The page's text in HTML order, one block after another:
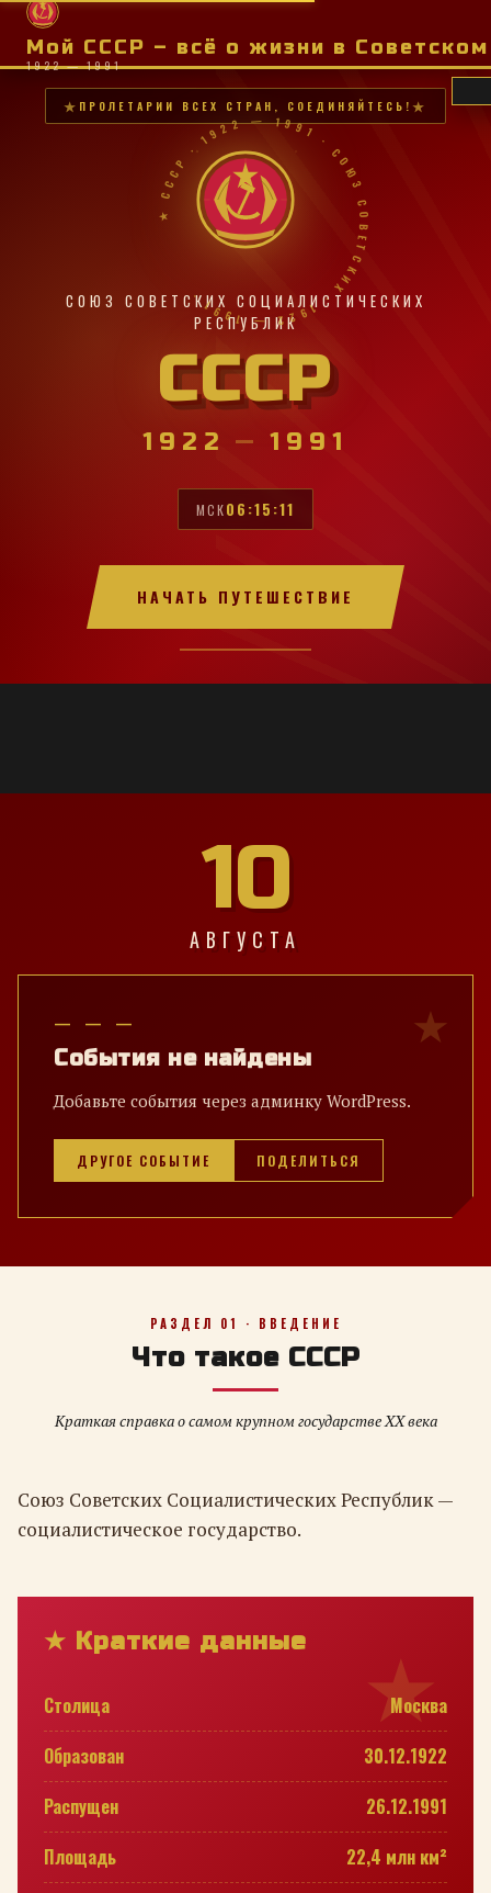
Мой СССР – всё о жизни в
1922 — 1991
ПРОЛЕТАРИИ ВСЕХ СТРАН, СОЕДИНЯЙТЕСЬ!
★ СССР · 1922 — 1991 · СОЮЗ СОВЕТСКИХ · 1922 — 1991 ·
СОЮЗ СОВЕТСКИХ СОЦИАЛИСТИЧЕСКИХ
РЕСПУБЛИК
СССР
1922 — 1991
МСК06:15:12
НАЧАТЬ ПУТЕШЕСТВИЕ
10
АВГУСТА
— — —
События не найдены
Добавьте события через админку WordPress.
ДРУГОЕ СОБЫТИЕ ПОДЕЛИТЬСЯ
РАЗДЕЛ 01 · ВВЕДЕНИЕ
Что такое СССР
Краткая справка о самом крупном государстве XX века
Союз Советских Социалистических Республик —
социалистическое государство.
★ Краткие данные
Столица
Москва
Образован
30.12.1922
Распущен
26.12.1991
Площадь
22,4 млн км²